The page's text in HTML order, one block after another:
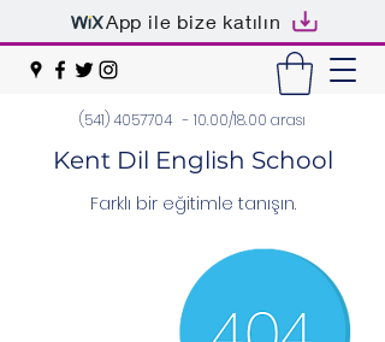
App ile bize katılın
(541) 4057704 - 10.00/18.00 arası
Kent Dil English School
Farklı bir eğitimle tanışın.